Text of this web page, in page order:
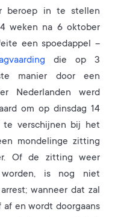
beroep in te stellen
weken na 6 oktober
een spoedappel –
die op 3
manier door een
Nederlanden werd
om op dinsdag 14
te verschijnen bij het
mondelinge zitting
Of de zitting weer
worden, is nog niet
wanneer dat zal
en wordt doorgaans